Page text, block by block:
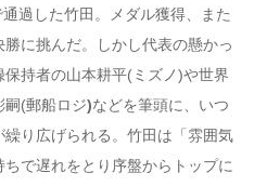
過した竹田。メダル獲得、また
に挑んだ。しかし代表の懸かっ
持者の山本耕平(ミズノ)や世界
嗣(郵船ロジ)などを筆頭に、いつ
り広げられる。竹田は「雰囲気
で遅れをとり序盤からトップに